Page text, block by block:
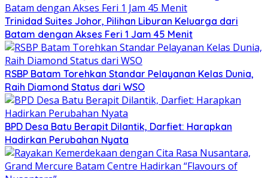
Trinidad Suites Johor, Pilihan Liburan Keluarga dari
Batam dengan Akses Feri 1 Jam 45 Menit
RSBP Batam Torehkan Standar Pelayanan Kelas Dunia,
Raih Diamond Status dari WSO
BPD Desa Batu Berapit Dilantik, Darfiet: Harapkan
Hadirkan Perubahan Nyata